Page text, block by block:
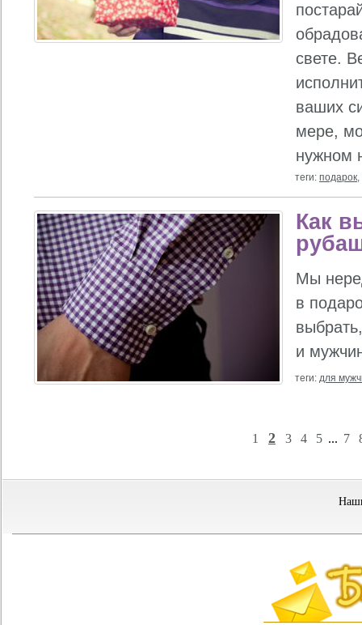
свете.
ваших
мере,
нужном
теги: подарок,
Как
Мы
в
и
теги: для
1 2 3 4 5 ... 7